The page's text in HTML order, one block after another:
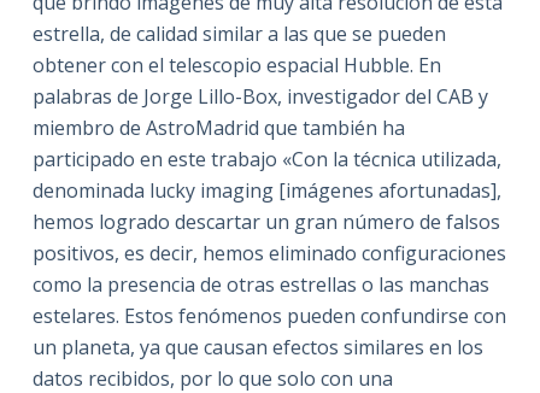
estrella, de calidad similar a las que se pueden
obtener con el telescopio espacial Hubble. En
palabras de Jorge Lillo-Box, investigador del CAB y
miembro de AstroMadrid que también ha
participado en este trabajo «Con la técnica utilizada,
denominada lucky imaging [imágenes afortunadas],
hemos logrado descartar un gran número de falsos
positivos, es decir, hemos eliminado configuraciones
como la presencia de otras estrellas o las manchas
estelares. Estos fenómenos pueden confundirse con
un planeta, ya que causan efectos similares en los
datos recibidos, por lo que solo con una